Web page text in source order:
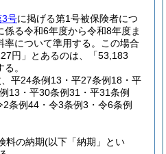
3号に掲げる第1号被保険者につ
係る令和6年度から令和8年度ま
について準用する。
この場合
円」とあるのは、「53,183
。
平24条例13・平27条例18・平
13・平30条例31・平31条例
条例44・令3条例3・令6条例
料の納期(以下「納期」とい